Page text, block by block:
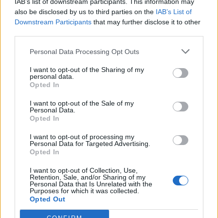
also be disclosed by us to third parties on the IAB’s List of
Downstream Participants that may further disclose it to other
Personal Data Processing Opt Outs
I want to opt-out of the Sharing of my
personal data.
Opted In
I want to opt-out of the Sale of my
Personal Data.
Opted In
I want to opt-out of processing my
Personal Data for Targeted Advertising.
Opted In
I want to opt-out of Collection, Use,
Retention, Sale, and/or Sharing of my
Personal Data that Is Unrelated with the
Purposes for which it was collected.
Opted Out
Αυτό, σύμφωνα με την έρευνα, σημαίνει ότι θα
προκληθούν παγκοσμίως ζημιές σε ηλεκτρικά
δίκτυα και εγκαταστάσεις, ύψους πολλών
τρισεκατομμυρίων ευρώ. Η επιφάνεια του